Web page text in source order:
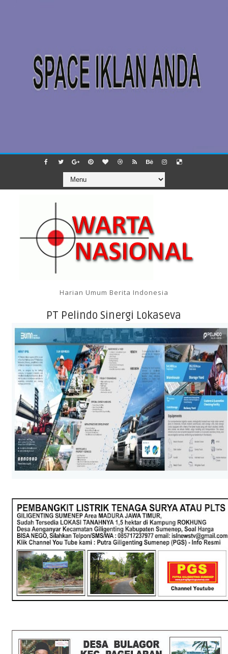
Harian Umum Berita Indonesia
PT Pelindo Sinergi Lokaseva